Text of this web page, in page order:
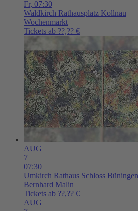
Fr, 07:30
Waldkirch Rathausplatz Kollnau
Wochenmarkt
Tickets ab ??,?? €
AUG
7
07:30
Umkirch Rathaus Schloss Büningen
Bernhard Malin
Tickets ab ??,?? €
AUG